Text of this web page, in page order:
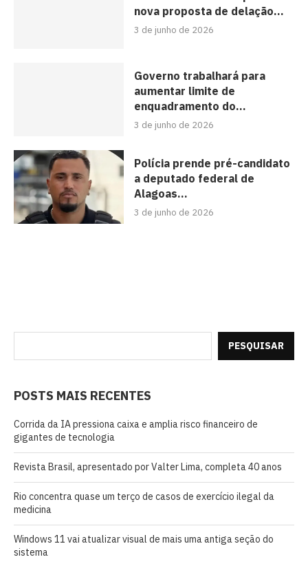
nova proposta de delação...
3 de junho de 2026
Governo trabalhará para
aumentar limite de
enquadramento do...
3 de junho de 2026
Polícia prende pré-candidato
a deputado federal de
Alagoas...
3 de junho de 2026
PESQUISAR
POSTS MAIS RECENTES
Corrida da IA pressiona caixa e amplia risco financeiro de
gigantes de tecnologia
Revista Brasil, apresentado por Valter Lima, completa 40 anos
Rio concentra quase um terço de casos de exercício ilegal da
medicina
Windows 11 vai atualizar visual de mais uma antiga seção do
sistema